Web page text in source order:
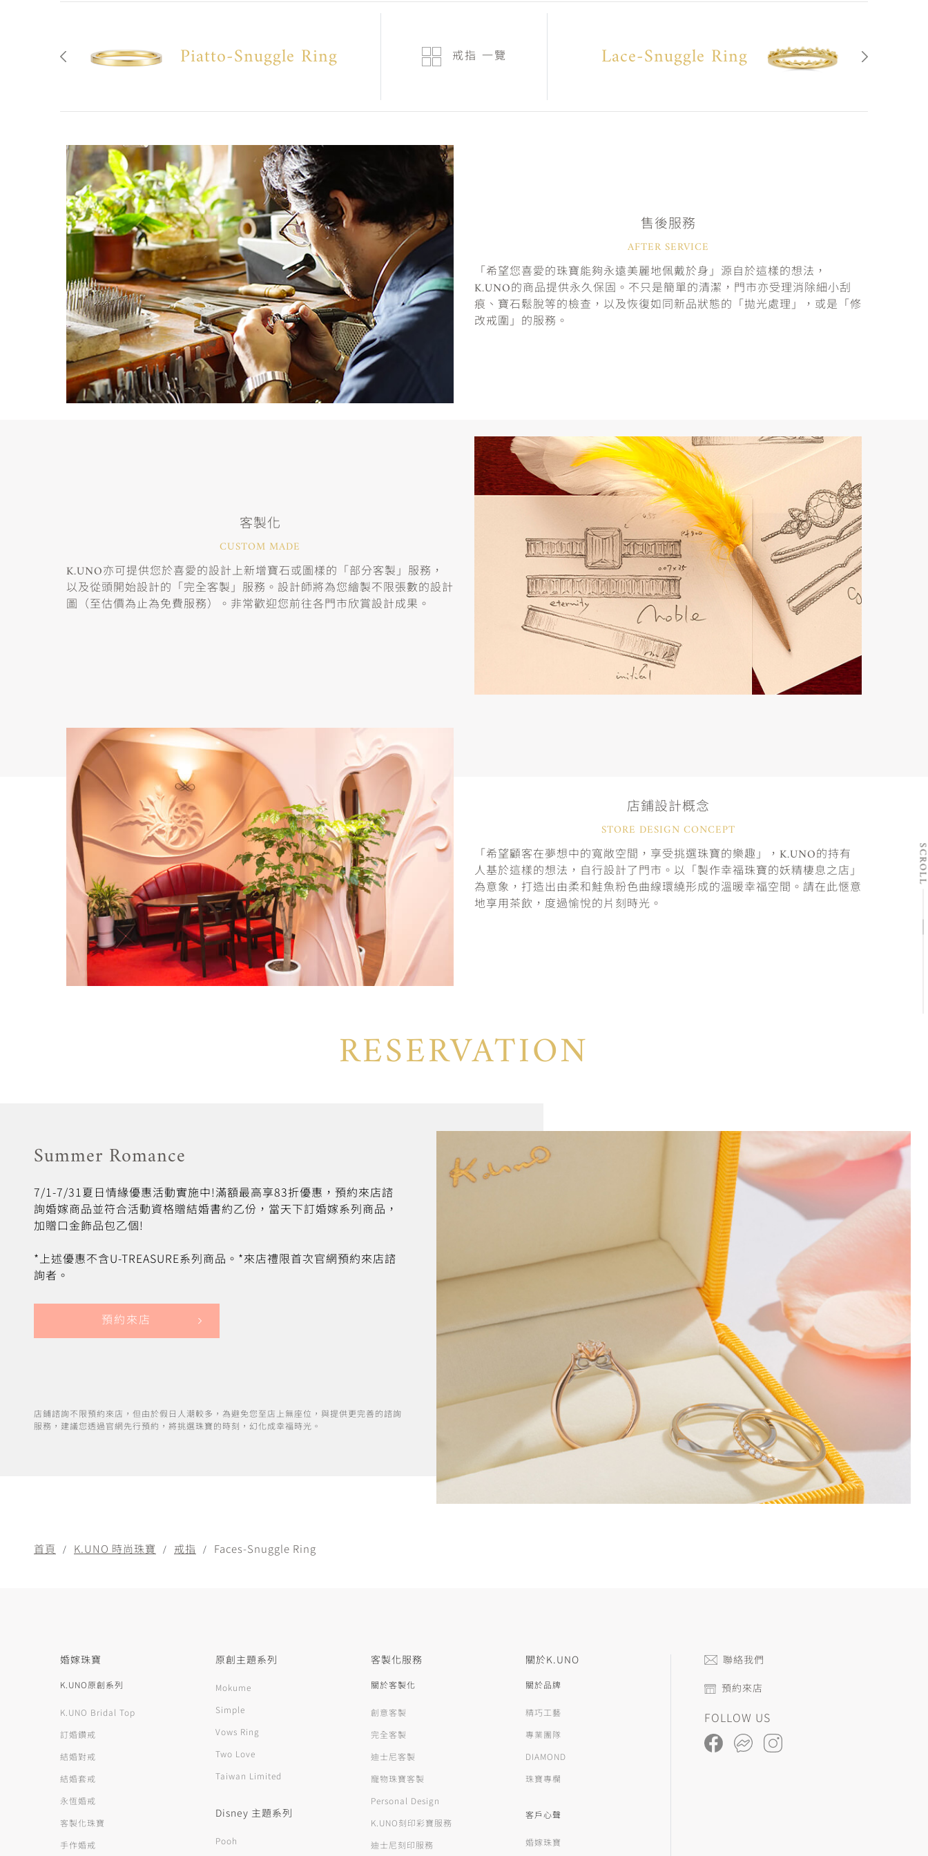
Piatto-Snuggle Ring 戒指 一覽 Lace-Snuggle Ring
售後服務
AFTER SERVICE
「希望您喜愛的珠寶能夠永遠美麗地佩戴於身」源自於這樣的想法，
K.UNO的商品提供永久保固。不只是簡單的清潔，門市亦受理消除細小刮
痕、寶石鬆脫等的檢查，以及恢復如同新品狀態的「拋光處理」，或是「修
改戒圍」的服務。
客製化
CUSTOM MADE
K.UNO亦可提供您於喜愛的設計上新增寶石或圖樣的「部分客製」服務，
以及從頭開始設計的「完全客製」服務。設計師將為您繪製不限張數的設計
圖（至估價為止為免費服務）。非常歡迎您前往各門市欣賞設計成果。
店鋪設計概念
STORE DESIGN CONCEPT
「希望顧客在夢想中的寬敞空間，享受挑選珠寶的樂趣」，K.UNO的持有
人基於這樣的想法，自行設計了門市。以「製作幸福珠寶的妖精棲息之店」
為意象，打造出由柔和鮭魚粉色曲線環繞形成的溫暖幸福空間。請在此愜意
地享用茶飲，度過愉悅的片刻時光。
RESERVATION
Summer Romance
7/1-7/31夏日情緣優惠活動實施中!滿額最高享83折優惠，預約來店諮
詢婚嫁商品並符合活動資格贈結婚書約乙份，當天下訂婚嫁系列商品，
加贈口金飾品包乙個!
*上述優惠不含U-TREASURE系列商品。*來店禮限首次官網預約來店諮
詢者。
預約來店
店鋪諮詢不限預約來店，但由於假日人潮較多，為避免您至店上無座位，與提供更完善的諮詢
服務，建議您透過官網先行預約，將挑選珠寶的時刻，幻化成幸福時光。
首頁 K.UNO 時尚珠寶 戒指 Faces-Snuggle Ring
婚嫁珠寶
K.UNO原創系列
K.UNO Bridal Top
訂婚鑽戒
結婚對戒
結婚套戒
永恆婚戒
客製化珠寶
手作婚戒
原創主題系列
Mokume
Simple
Vows Ring
Two Love
Taiwan Limited
Disney 主題系列
Pooh
客製化服務
關於客製化
創意客製
完全客製
迪士尼客製
寵物珠寶客製
Personal Design
K.UNO刻印彩寶服務
迪士尼刻印服務
關於K.UNO
關於品牌
精巧工藝
專業團隊
DIAMOND
珠寶專欄
客戶心聲
婚嫁珠寶
聯絡我們
預約來店
FOLLOW US